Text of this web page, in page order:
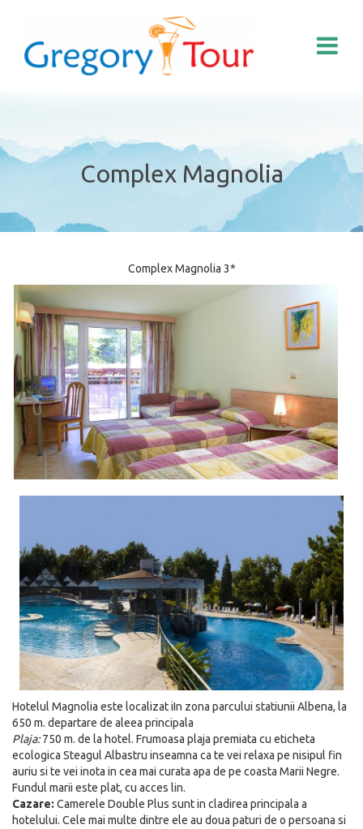
Complex Magnolia
Complex Magnolia 3*
Hotelul Magnolia este localizat iIn zona parcului statiunii Albena, la
650 m. departare de aleea principala
Plaja:750 m. de la hotel. Frumoasa plaja premiata cu eticheta
ecologica Steagul Albastru inseamna ca te vei relaxa pe nisipul fin
auriu si te vei inota in cea mai curata apa de pe coasta Marii Negre.
Fundul marii este plat, cu acces lin.
Cazare: Camerele Double Plus sunt in cladirea principala a
hotelului. Cele mai multe dintre ele au doua paturi de o persoana si